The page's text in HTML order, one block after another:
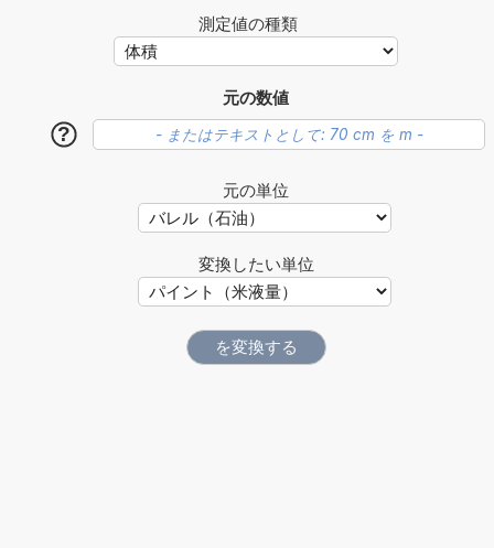
測定値の種類
元の数値
?
元の単位
変換したい単位